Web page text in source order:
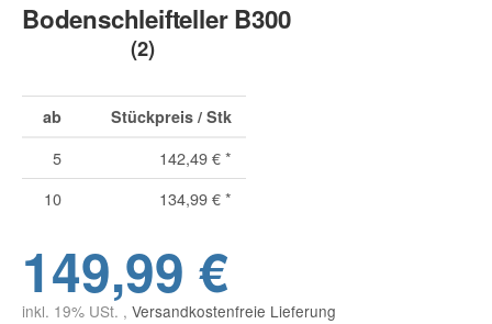
Bodenschleifteller B300
(2)
ab Stückpreis / Stk
5 142,49 €*
10
134,99 €*
149,99 €
inkl. 19% USt. , Versandkostenfreie Lieferung